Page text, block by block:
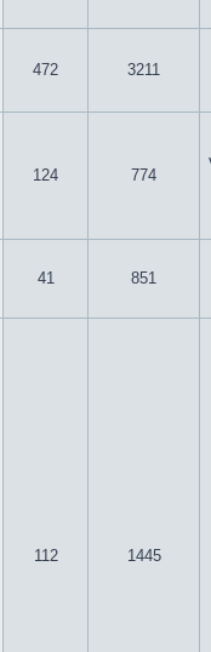
472 3211
124 774
41 851
112 1445